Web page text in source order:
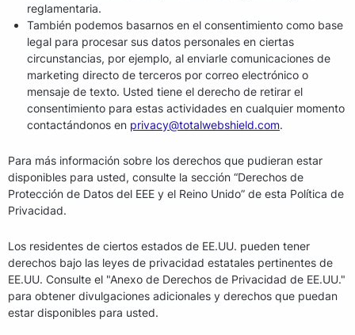
reglamentaria.
También podemos basarnos en el consentimiento como base
legal para procesar sus datos personales en ciertas
circunstancias, por ejemplo, al enviarle comunicaciones de
marketing directo de terceros por correo electrónico o
mensaje de texto. Usted tiene el derecho de retirar el
consentimiento para estas actividades en cualquier momento
contactándonos en privacy@totalwebshield.com.
Para más información sobre los derechos que pudieran estar
disponibles para usted, consulte la sección “Derechos de
Protección de Datos del EEE y el Reino Unido” de esta Política de
Privacidad.
Los residentes de ciertos estados de EE.UU. pueden tener
derechos bajo las leyes de privacidad estatales pertinentes de
EE.UU. Consulte el "Anexo de Derechos de Privacidad de EE.UU."
para obtener divulgaciones adicionales y derechos que puedan
estar disponibles para usted.